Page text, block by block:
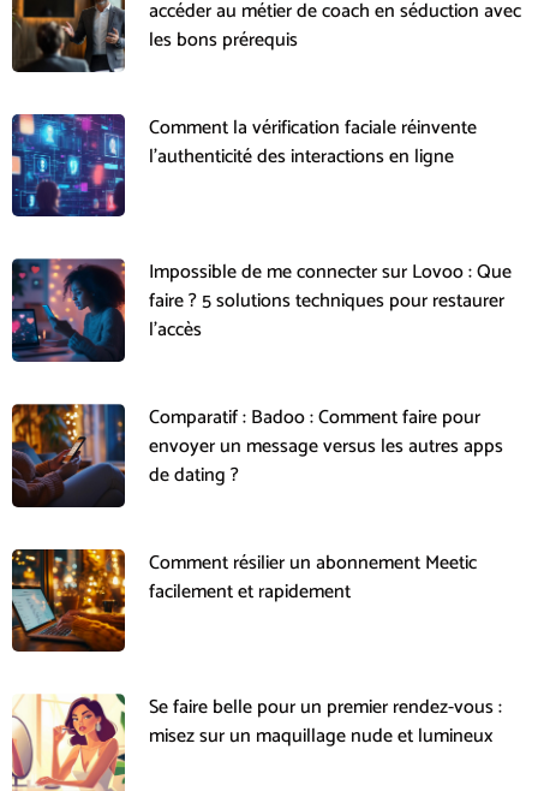
accéder au métier de coach en séduction avec
les bons prérequis
Comment la vérification faciale réinvente
l’authenticité des interactions en ligne
Impossible de me connecter sur Lovoo : Que
faire ? 5 solutions techniques pour restaurer
l’accès
Comparatif : Badoo : Comment faire pour
envoyer un message versus les autres apps
de dating ?
Comment résilier un abonnement Meetic
facilement et rapidement
Se faire belle pour un premier rendez-vous :
misez sur un maquillage nude et lumineux